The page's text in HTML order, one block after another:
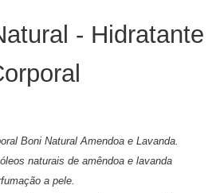
- Hidratante
Boni Natural Amendoa e Lavanda.
naturais de amêndoa e lavanda
a pele.